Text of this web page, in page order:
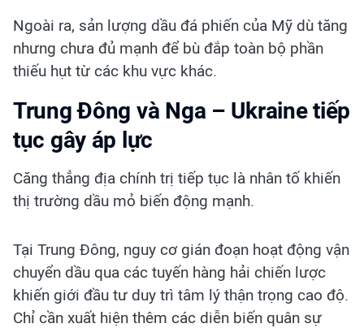
Ngoài ra, sản lượng dầu đá phiến của Mỹ dù tăng
nhưng chưa đủ mạnh để bù đắp toàn bộ phần
thiếu hụt từ các khu vực khác.
Trung Đông và Nga – Ukraine tiếp
tục gây áp lực
Căng thẳng địa chính trị tiếp tục là nhân tố khiến
thị trường dầu mỏ biến động mạnh.
Tại Trung Đông, nguy cơ gián đoạn hoạt động vận
chuyển dầu qua các tuyến hàng hải chiến lược
khiến giới đầu tư duy trì tâm lý thận trọng cao độ.
Chỉ cần xuất hiện thêm các diễn biến quân sự